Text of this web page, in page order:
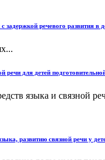
задержкой речевого развития в
речи для детей
языка и связной
развитию связной речи у